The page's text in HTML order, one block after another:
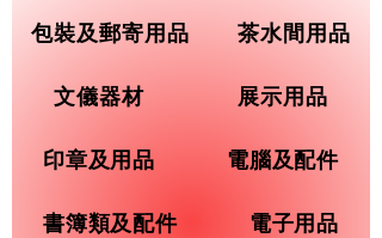
包裝及郵寄用品 茶水間用品
文儀器材 展示用品
印章及用品 電腦及配件
書簿類及配件 電子用品